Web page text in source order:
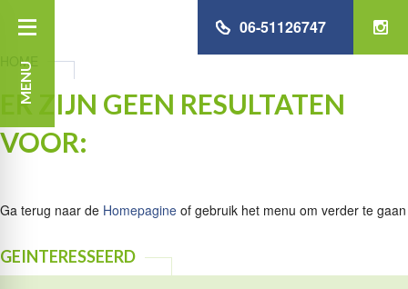
MENU
06-51126747
HOME
ER ZIJN GEEN RESULTATEN
VOOR:
Ga terug naar de Homepagine of gebruik het menu om verder te gaan
GEINTERESSEERD